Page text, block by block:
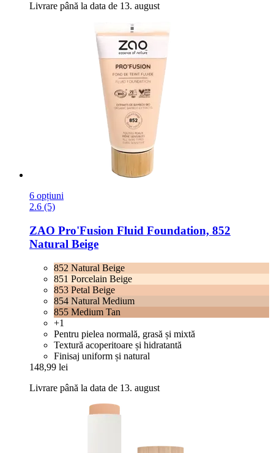
Livrare până la data de 13. august
6 opțiuni
2.6 (5)
ZAO Pro'Fusion Fluid Foundation, 852
Natural Beige
852 Natural Beige
851 Porcelain Beige
853 Petal Beige
854 Natural Medium
855 Medium Tan
+1
Pentru pielea normală, grasă și mixtă
Textură acoperitoare și hidratantă
Finisaj uniform și natural
148,99 lei
Livrare până la data de 13. august